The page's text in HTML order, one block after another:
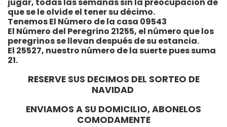
jugar, todas las semanas sin la preocupación de
que se le olvide el tener su décimo.
Tenemos El Número de la casa 09543
El Número del Peregrino 21255, el número que los
peregrinos se llevan después de su estancia.
El 25527, nuestro número de la suerte pues suma
21.
RESERVE SUS DECIMOS DEL SORTEO DE
NAVIDAD
ENVIAMOS A SU DOMICILIO, ABONELOS
COMODAMENTE